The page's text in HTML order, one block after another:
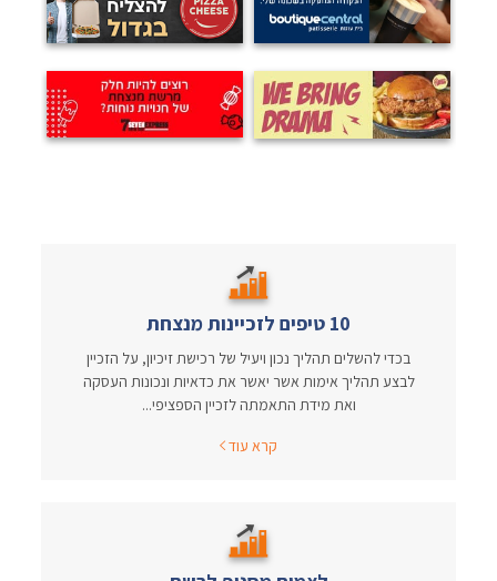
10 טיפים לזכיינות מנצחת
בכדי להשלים תהליך נכון ויעיל של רכישת זיכיון, על הזכיין
לבצע תהליך אימות אשר יאשר את כדאיות ונכונות העסקה
ואת מידת התאמתה לזכיין הספציפי...
קרא עוד